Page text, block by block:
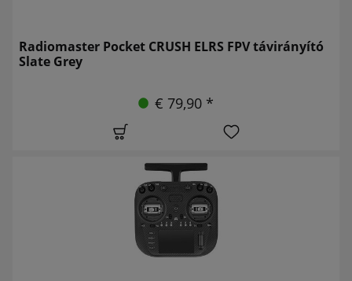
Radiomaster Pocket CRUSH ELRS FPV távirányító
Slate Grey
€ 79,90 *